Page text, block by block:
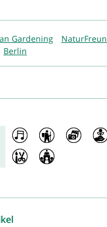
Gardening
Berlin